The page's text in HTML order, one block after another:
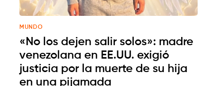
MUNDO
«No los dejen salir solos»: madre
venezolana en EE.UU. exigió
justicia por la muerte de su hija
en una pijamada